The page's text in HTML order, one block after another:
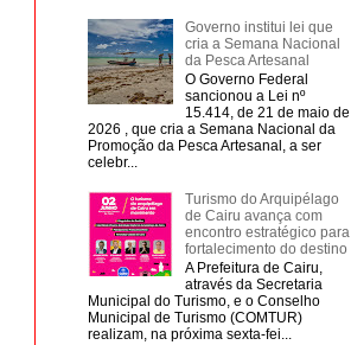
Governo institui lei que
cria a Semana Nacional
da Pesca Artesanal
O Governo Federal
sancionou a Lei nº
15.414, de 21 de maio de
2026 , que cria a Semana Nacional da
Promoção da Pesca Artesanal, a ser
celebr...
Turismo do Arquipélago
de Cairu avança com
encontro estratégico para
fortalecimento do destino
A Prefeitura de Cairu,
através da Secretaria
Municipal do Turismo, e o Conselho
Municipal de Turismo (COMTUR)
realizam, na próxima sexta-fei...